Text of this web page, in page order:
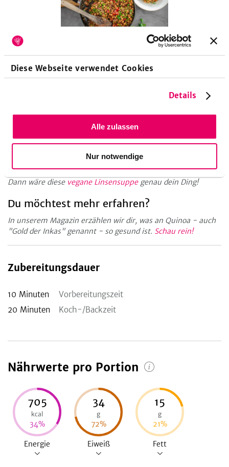
Diese Webseite verwendet Cookies
Details
Alle zulassen
Nur notwendige
Küchengeräte
Das könnte dir auch gefallen!
Dann gefällt dir bestimmt auch diesesspanische One-Pot-
Rezept mit Reis und Bohnen. Oder lieber asiatische Aromen?
Dann wäre diese vegane Linsensuppegenau dein Ding!
Du möchtest mehr erfahren?
In unserem Magazin erzählen wir dir, was an Quinoa - auch
"Gold der Inkas" genannt - so gesund ist. Schau rein!
Zubereitungsdauer
10 Minuten
Vorbereitungszeit
20 Minuten Koch-/Backzeit
Nährwerte pro Portion
705
kcal
34%
Energie
34
g
72%
Eiweiß
15
g
21%
Fett